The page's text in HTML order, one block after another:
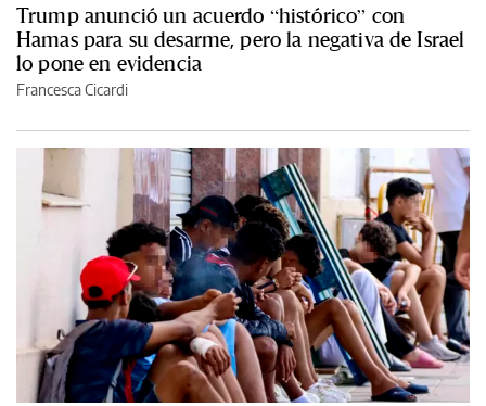
Trump anunció un acuerdo “histórico” con
Hamas para su desarme, pero la negativa de Israel
lo pone en evidencia
Francesca Cicardi